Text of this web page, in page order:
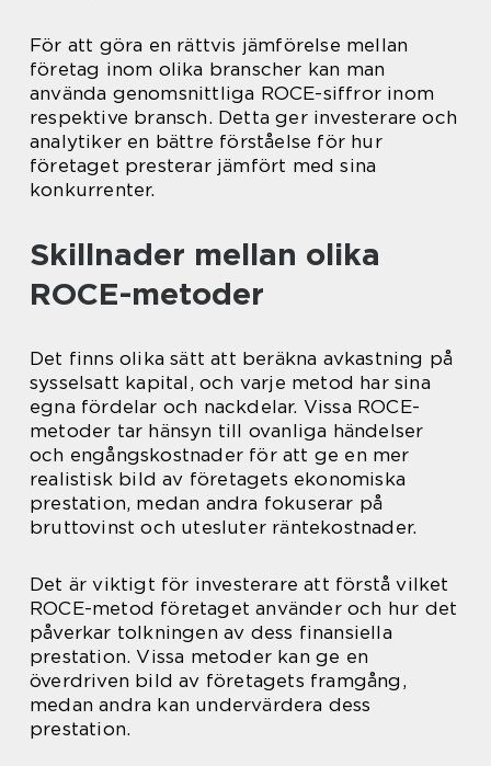
För att göra en rättvis jämförelse mellan
företag inom olika branscher kan man
använda genomsnittliga ROCE-siffror inom
respektive bransch. Detta ger investerare och
analytiker en bättre förståelse för hur
företaget presterar jämfört med sina
konkurrenter.
Skillnader mellan olika
ROCE-metoder
Det finns olika sätt att beräkna avkastning på
sysselsatt kapital, och varje metod har sina
egna fördelar och nackdelar. Vissa ROCE-
metoder tar hänsyn till ovanliga händelser
och engångskostnader för att ge en mer
realistisk bild av företagets ekonomiska
prestation, medan andra fokuserar på
bruttovinst och utesluter räntekostnader.
Det är viktigt för investerare att förstå vilket
ROCE-metod företaget använder och hur det
påverkar tolkningen av dess finansiella
prestation. Vissa metoder kan ge en
överdriven bild av företagets framgång,
medan andra kan undervärdera dess
prestation.